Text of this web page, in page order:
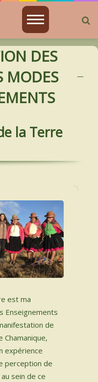
EN VIDÉO
EN DIRECT
DES
MODES
la Terre
est ma
Enseignements
de
Chamanique,
expérience
perception de
sein de ce